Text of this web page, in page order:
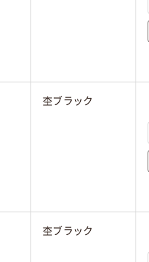
杢ブラック
杢ブラック